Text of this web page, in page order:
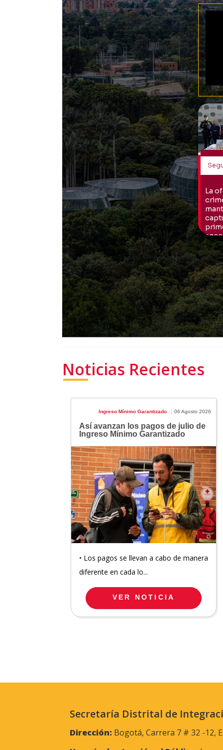
Noticias Recientes
Ingreso Mínimo Garantizado 06 Agosto 2026
Así avanzan los pagos de julio de
Ingreso Mínimo Garantizado
• Los pagos se llevan a cabo de manera
diferente en cada lo...
VER NOTICIA
Secretaría Distrital de
Dirección: Bogotá, Carrera 7 # 32 -12,